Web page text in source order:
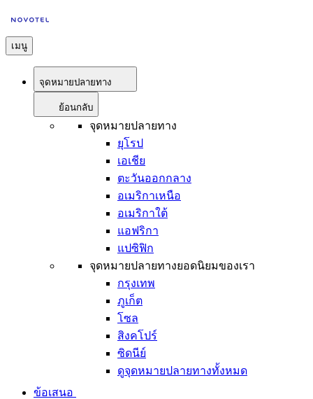
เมนู
จุดหมายปลายทาง
ย้อนกลับ
จุดหมายปลายทาง
ยุโรป
เอเชีย
ตะวันออกกลาง
อเมริกาเหนือ
อเมริกาใต้
แอฟริกา
แปซิฟิก
จุดหมายปลายทางยอดนิยมของเรา
กรุงเทพ
ภูเก็ต
โซล
สิงคโปร์
ซิดนีย์
ดูจุดหมายปลายทางทั้งหมด
ข้อเสนอ